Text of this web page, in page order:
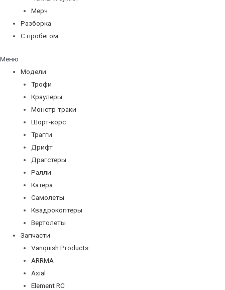
Мерч
Разборка
С пробегом
Меню
Модели
Трофи
Краулеры
Монстр-траки
Шорт-корс
Трагги
Дрифт
Драгстеры
Ралли
Катера
Самолеты
Квадрокоптеры
Вертолеты
Запчасти
Vanquish Products
ARRMA
Axial
Element RC